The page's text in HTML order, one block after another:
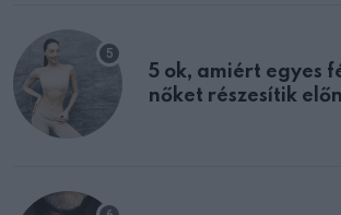
5 ok, amiért egyes
nőket részesítik